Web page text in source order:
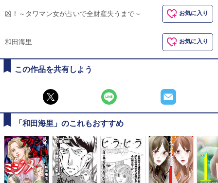
凶！～タワマン女が占いで全財産失うまで～ お気に入り
和田海里 お気に入り
この作品を共有しよう
「和田海里」のこれもおすすめ